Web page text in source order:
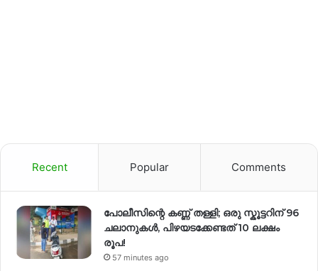
Recent Popular Comments
പോലീസിന്റെ കണ്ണ് തള്ളി; ഒരു സ്കൂട്ടറിന് 96
ചലാനുകൾ, പിഴയടക്കേണ്ടത് 10 ലക്ഷം
രൂപ!
57 minutes ago